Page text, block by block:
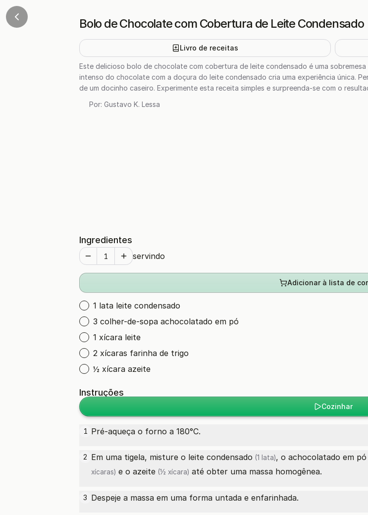
Bolo de Chocolate com Cobertura de Leite Condensado
Livro de receitas
Este delicioso bolo de chocolate com cobertura de leite condensado é uma
intenso do chocolate com a doçura do leite condensado cria uma experiência única.
de um docinho caseiro. Experimente esta receita simples e surpreenda-se com o
Por: Gustavo K. Lessa
Ingredientes
servindo
Adicionar à lista de
1 lata leite condensado
3 colher-de-sopa achocolatado em pó
1 xícara leite
2 xícaras farinha de trigo
½ xícara azeite
Instruções
Cozinhar
1 Pré-aqueça o forno a 180°C.
2 Em uma tigela, misture o leite condensado (1 lata), o achocolatado em pó
xícaras) e o azeite (½ xícara) até obter uma massa homogênea.
3 Despeje a massa em uma forma untada e enfarinhada.